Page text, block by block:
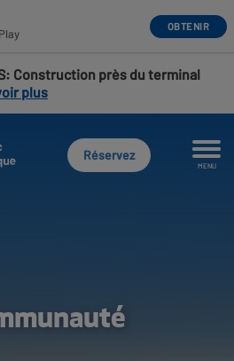
OBTENIR
: Construction près du terminal
plus
Réservez
MENU